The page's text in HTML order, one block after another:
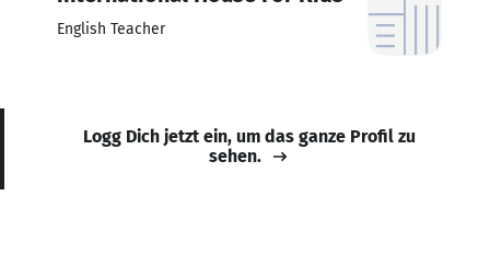
English Teacher
Logg Dich jetzt ein, um das ganze Profil zu
sehen.